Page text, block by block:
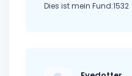
Dies ist mein Fund:1532